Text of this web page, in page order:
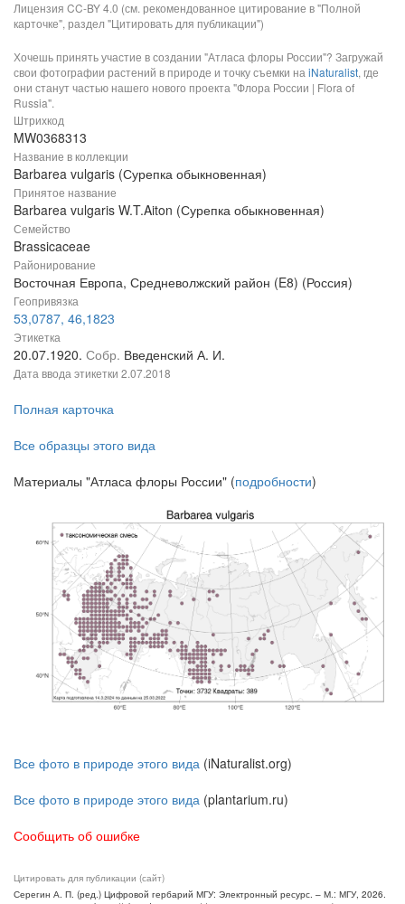
Лицензия CC-BY 4.0 (см. рекомендованное цитирование в "Полной
карточке", раздел "Цитировать для публикации")
Хочешь принять участие в создании "Атласа флоры России"? Загружай
свои фотографии растений в природе и точку съемки на iNaturalist, где
они станут частью нашего нового проекта "Флора России | Flora of
Russia".
Штрихкод
MW0368313
Название в коллекции
Barbarea vulgaris (Сурепка обыкновенная)
Принятое название
Barbarea vulgaris W.T.Aiton (Сурепка обыкновенная)
Семейство
Brassicaceae
Районирование
Восточная Европа, Средневолжский район (E8) (Россия)
Геопривязка
53,0787, 46,1823
Этикетка
20.07.1920. Собр. Введенский А. И.
Дата ввода этикетки 2.07.2018
Полная карточка
Все образцы этого вида
Материалы "Атласа флоры России" (подробности)
Все фото в природе этого вида (iNaturalist.org)
Все фото в природе этого вида (plantarium.ru)
Сообщить об ошибке
Цитировать для публикации (сайт)
Серегин А. П. (ред.) Цифровой гербарий МГУ: Электронный ресурс. – М.: МГУ, 2026.